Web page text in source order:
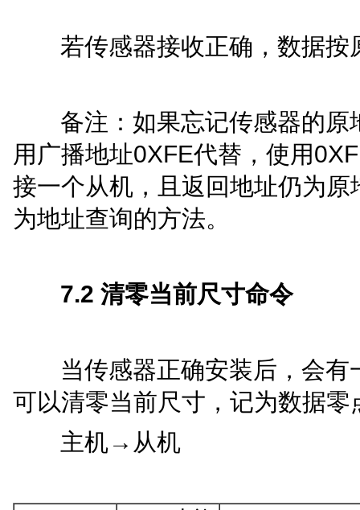
若传感器接收正确，数据按
备注： 如果忘记传感器的原
用广播地址0XFE代替 ，使用0
接一个从机 ，且返回地址仍为
为地址查询的方法。
7.2 清零当前尺寸命令
当传感器正确安装后，会有
可以清零当前尺寸， 记为数据零
主机→ 从机